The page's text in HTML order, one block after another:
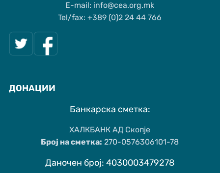
Е-mail: info@cea.org.mk
Tel/fax: +389 (0)2 24 44 766
ДОНАЦИИ
Банкарска сметка:
ХАЛКБАНК АД Скопје
Број на сметка: 270-0576306101-78
Даночен број: 4030003479278